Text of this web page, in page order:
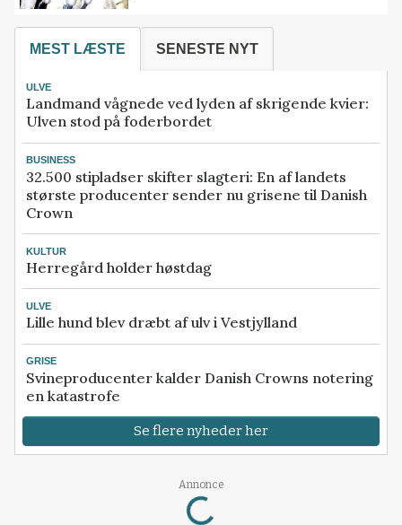
MEST LÆSTE SENESTE NYT
ULVE
Landmand vågnede ved lyden af skrigende kvier:
Ulven stod på foderbordet
BUSINESS
32.500 stipladser skifter slagteri: En af landets
største producenter sender nu grisene til Danish
Crown
KULTUR
Herregård holder høstdag
ULVE
Lille hund blev dræbt af ulv i Vestjylland
GRISE
Svineproducenter kalder Danish Crowns notering
en katastrofe
Se flere nyheder her
Annonce
Loading...